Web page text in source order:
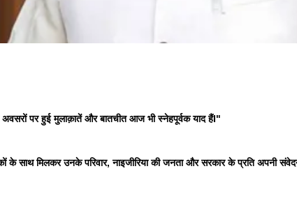
अवसरों पर हुई मुलाक़ातें और बातचीत आज भी स्नेहपूर्वक याद हैंI"
के साथ मिलकर उनके परिवार, नाइजीरिया की जनता और सरकार के प्रति अपनी